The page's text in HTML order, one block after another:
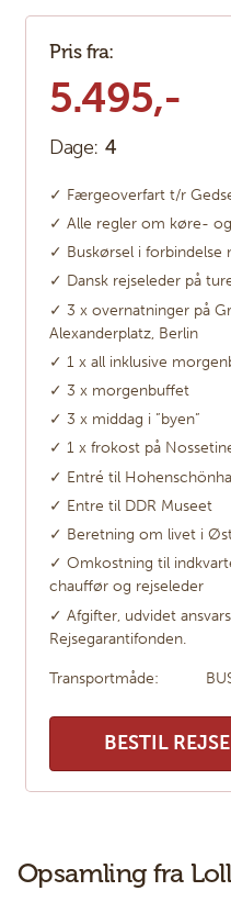
Pris fra:
5.495,-
Dage: 4
✓ Færgeoverfart t/r
✓ Alle regler om køre-
✓ Buskørsel i forbindelse
✓ Dansk rejseleder på
✓ 3 x overnatninger på
Alexanderplatz, Berlin
✓ 1 x all inklusive
✓ 3 x morgenbuffet
✓ 3 x middag i ”byen”
✓ 1 x frokost på
✓ Entré til
✓ Entre til DDR Museet
✓ Beretning om livet i
✓ Omkostning til
chauffør og rejseleder
✓ Afgifter, udvidet
Rejsegarantifonden.
Transportmåde:
BESTIL REJSE
Opsamling fra